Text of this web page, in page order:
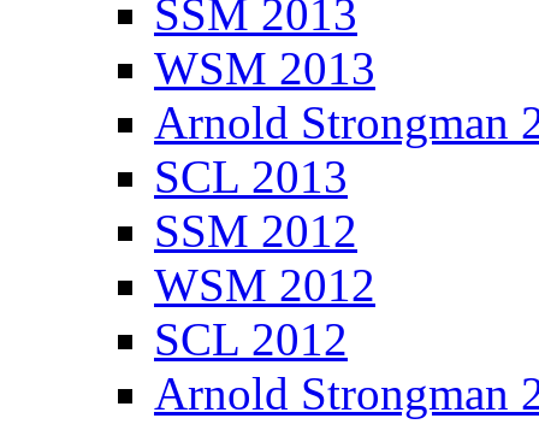
SSM 2013
WSM 2013
Arnold Strongman
SCL 2013
SSM 2012
WSM 2012
SCL 2012
Arnold Strongman